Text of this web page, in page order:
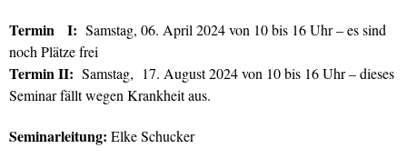
Termin I: Samstag, 06. April 2024 von 10 bis 16 Uhr – es sind
noch Plätze frei
Termin II: Samstag, 17. August 2024 von 10 bis 16 Uhr – dieses
Seminar fällt wegen Krankheit aus.
Seminarleitung: Elke Schucker